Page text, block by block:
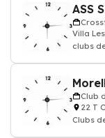
Villa
clubs
Club
22 T
Clubs